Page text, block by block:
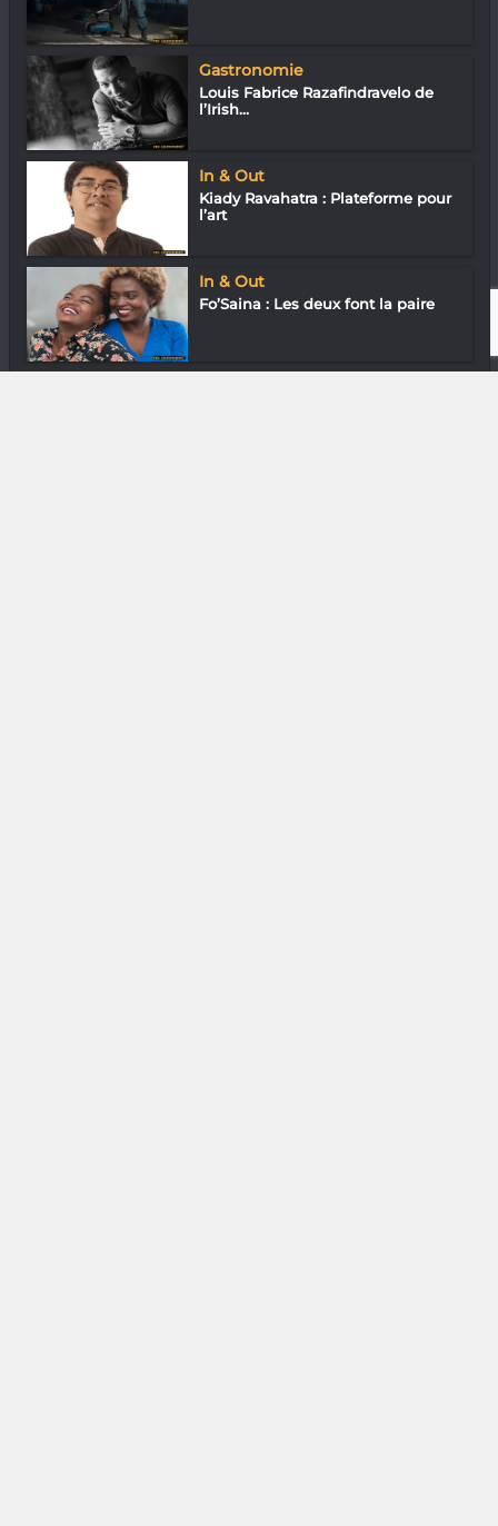
Gastronomie
Louis Fabrice Razafindravelo de
l’Irish...
In & Out
Kiady Ravahatra : Plateforme pour
l’art
In & Out
Fo’Saina : Les deux font la paire